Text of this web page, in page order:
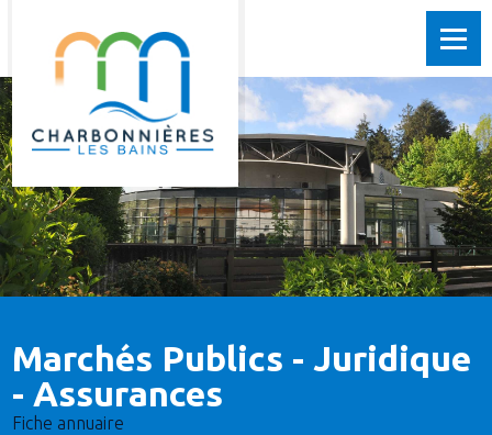
Marchés Publics - Juridique
- Assurances
Fiche annuaire